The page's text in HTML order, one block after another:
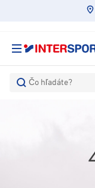
Čo hľadáte?